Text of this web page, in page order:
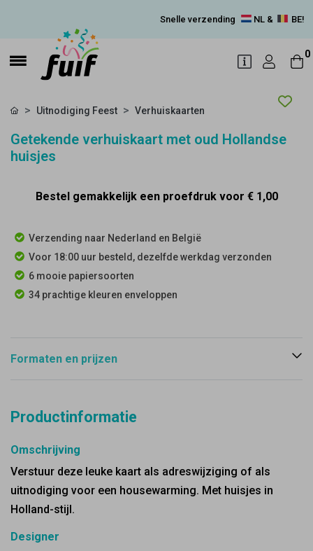
Snelle verzending NL & BE!
0
Uitnodiging Feest Verhuiskaarten
Getekende verhuiskaart met oud Hollandse
huisjes
Bestel gemakkelijk een proefdruk voor € 1,00
Verzending naar Nederland en België
Voor 18:00 uur besteld, dezelfde werkdag verzonden
6 mooie papiersoorten
34 prachtige kleuren enveloppen
Formaten en prijzen
Productinformatie
Omschrijving
Verstuur deze leuke kaart als adreswijziging of als
uitnodiging voor een housewarming. Met huisjes in
Holland-stijl.
Designer